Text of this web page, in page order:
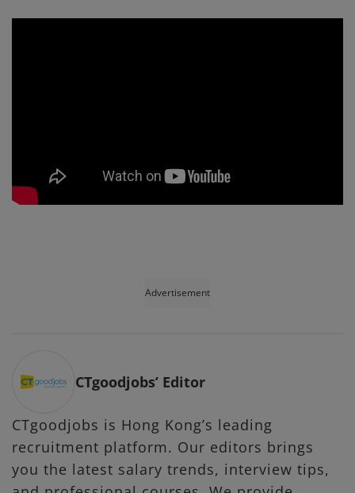
Advertisement
CTgoodjobs’ Editor
CTgoodjobs is Hong Kong’s leading
recruitment platform. Our editors brings
you the latest salary trends, interview tips,